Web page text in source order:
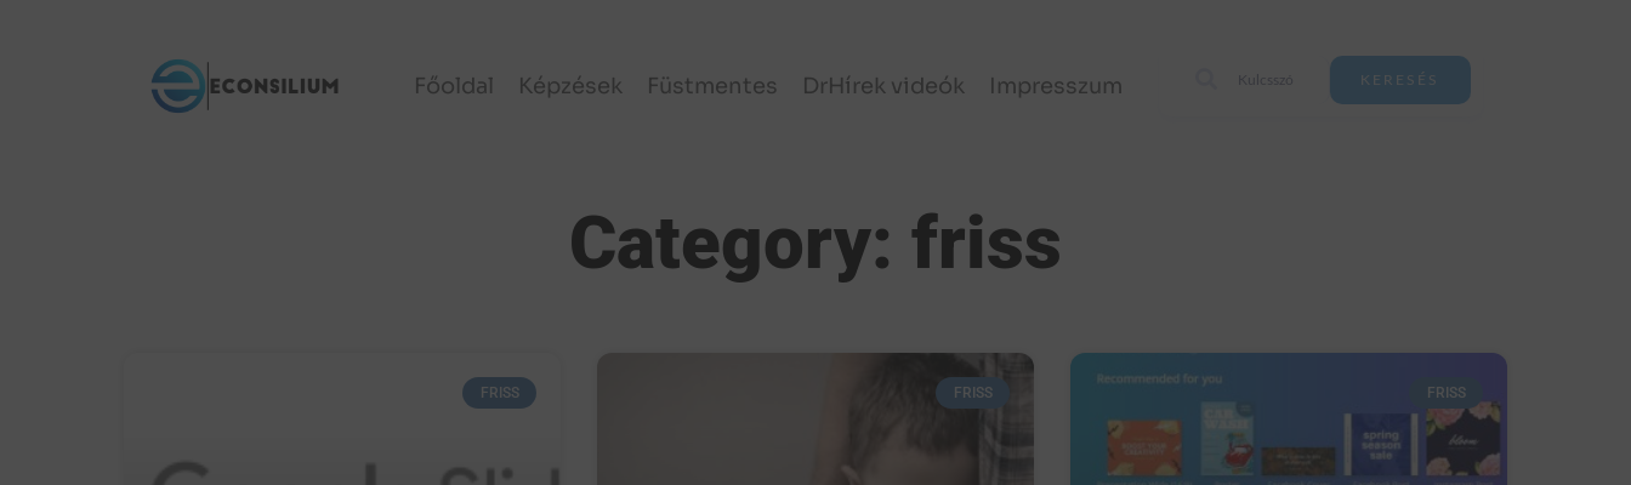
Főoldal Képzések Füstmentes DrHírek videók Impresszum KERESÉS
Category: friss
FRISS FRISS FRISS